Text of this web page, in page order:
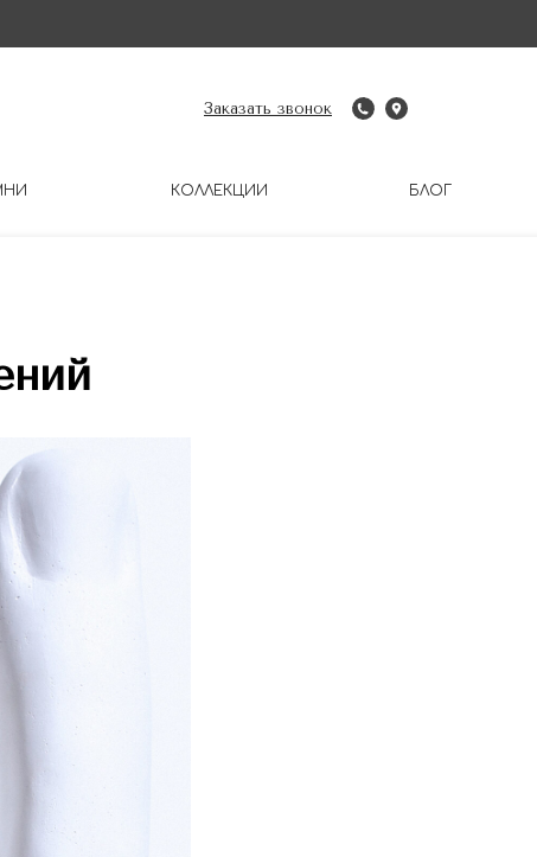
БЛОГ
КОЛЛЕКЦИИ
Заказать звонок